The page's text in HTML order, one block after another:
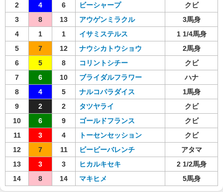
2
4 6 ビーシャープ
クビ
3
8 13 アウゲンミラクル
3馬身
4
1 1 イサミステルス
1 1/4馬身
5
7 12 ナウシカトウショウ
2馬身
6
5 8 コリントシチー
クビ
7
6 10 ブライダルフラワー
ハナ
8
4 5 ナルコパラダイス
1馬身
9
2 2 タツヤライ
クビ
10
6 9 ゴールドフランス
クビ
11
3 4 トーセンセッション
クビ
12
7 11 ビービーバレンチ
アタマ
13
3 3 ヒカルキセキ
2 1/2馬身
14
8 14 マキヒメ 5馬身